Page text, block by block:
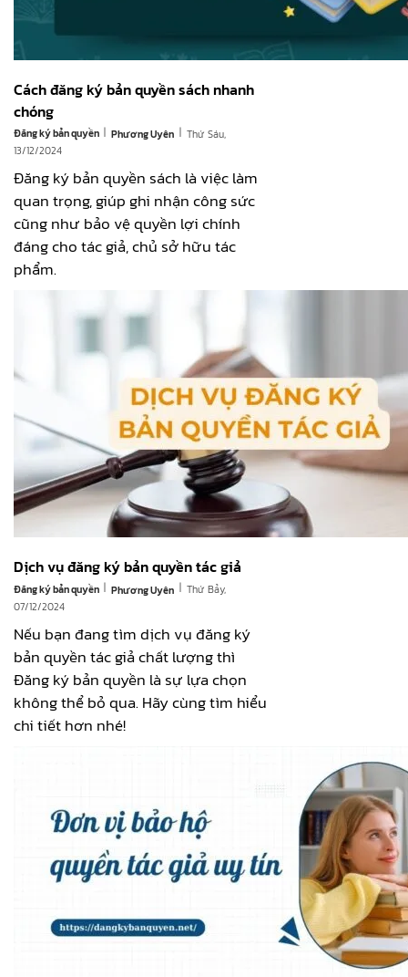
Cách đăng ký bản quyền sách nhanh
chóng
Đăng ký bản quyền | Phương Uyên | Thứ Sáu,
13/12/2024
Đăng ký bản quyền sách là việc làm
quan trọng, giúp ghi nhận công sức
cũng như bảo vệ quyền lợi chính
đáng cho tác giả, chủ sở hữu tác
phẩm.
Dịch vụ đăng ký bản quyền tác giả
Đăng ký bản quyền | Phương Uyên | Thứ Bảy,
07/12/2024
Nếu bạn đang tìm dịch vụ đăng ký
bản quyền tác giả chất lượng thì
Đăng ký bản quyền là sự lựa chọn
không thể bỏ qua. Hãy cùng tìm hiểu
chi tiết hơn nhé!